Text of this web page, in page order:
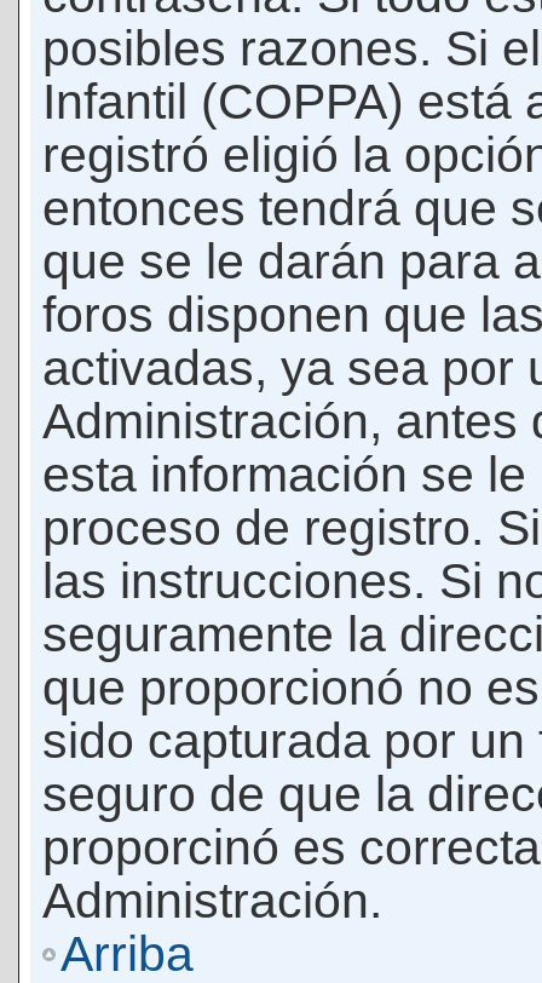
posibles razones. Si
Infantil (COPPA) está
registró eligió la
entonces tendrá que
que se le darán para
foros disponen que
activadas, ya sea por
Administración, antes
esta información se
proceso de registro.
las instrucciones. Si
seguramente la
que proporcionó no
sido capturada por
seguro de que la
proporcinó es
Administración.
Arriba